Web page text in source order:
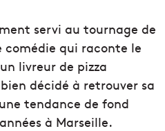
servi au tournage de
comédie qui raconte le
livreur de pizza
décidé à retrouver sa
tendance de fond
à Marseille.